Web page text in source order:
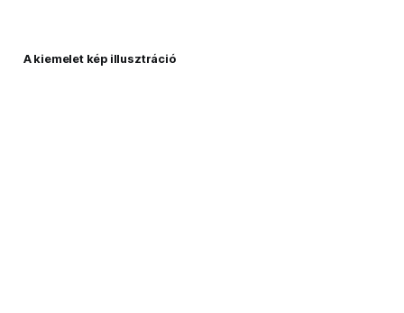
A kiemelet kép illusztráció